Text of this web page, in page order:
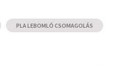
PLA LEBOMLÓ CSOMAGOLÁS